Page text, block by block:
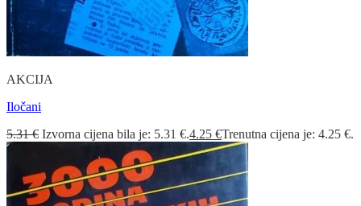
AKCIJA
Iločani
5.31€ Izvorna cijena bila je: 5.31 €.4.25 €Trenutna cijena je: 4.25 €.